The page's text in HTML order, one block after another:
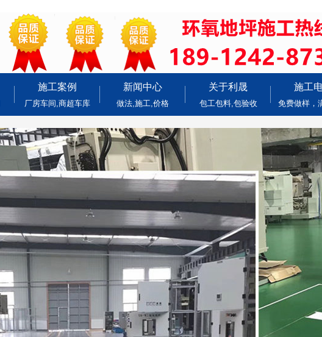
施工案例
厂房车间,商超车库
新闻中心
做法,施工,价格
关于利晟
包工包料,包验收
施工
免费做样，